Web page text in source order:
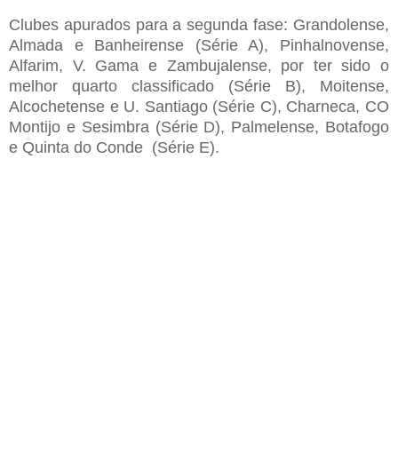
Clubes apurados para a segunda fase: Grandolense,
Almada e Banheirense (Série A), Pinhalnovense,
Alfarim, V. Gama e Zambujalense, por ter sido o
melhor quarto classificado (Série B), Moitense,
Alcochetense e U. Santiago (Série C), Charneca, CO
Montijo e Sesimbra (Série D), Palmelense, Botafogo
e Quinta do Conde (Série E).